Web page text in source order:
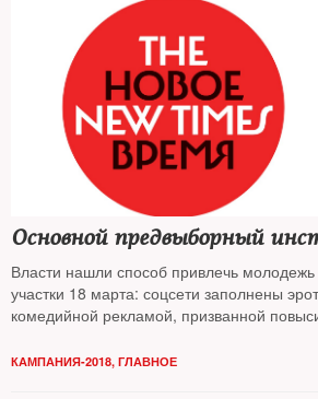
Основной предвыборный
Власти нашли способ привлечь
участки 18 марта: соцсети заполнены
комедийной рекламой, призванной
КАМПАНИЯ-2018, ГЛАВНОЕ